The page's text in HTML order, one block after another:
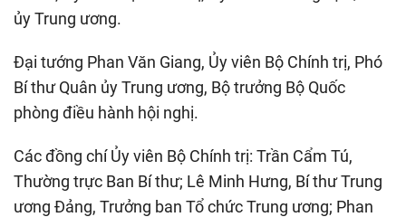
ủy Trung ương.
Đại tướng Phan Văn Giang, Ủy viên Bộ Chính trị, Phó
Bí thư Quân ủy Trung ương, Bộ trưởng Bộ Quốc
phòng điều hành hội nghị.
Các đồng chí Ủy viên Bộ Chính trị: Trần Cẩm Tú,
Thường trực Ban Bí thư; Lê Minh Hưng, Bí thư Trung
ương Đảng, Trưởng ban Tổ chức Trung ương; Phan